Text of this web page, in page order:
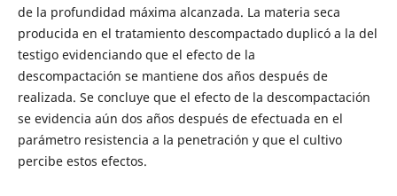
de la profundidad máxima alcanzada. La materia seca
producida en el tratamiento descompactado duplicó a la del
testigo evidenciando que el efecto de la
descompactación se mantiene dos años después de
realizada. Se concluye que el efecto de la descompactación
se evidencia aún dos años después de efectuada en el
parámetro resistencia a la penetración y que el cultivo
percibe estos efectos.